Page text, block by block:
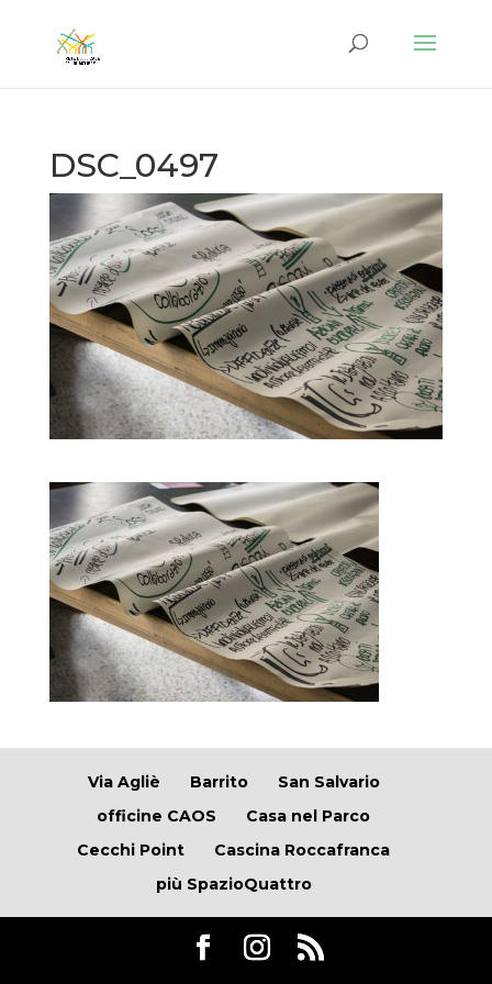
DSC_0497
Via Agliè Barrito
San Salvario
officine CAOS
Casa nel Parco
Cecchi Point
Cascina Roccafranca
più SpazioQuattro